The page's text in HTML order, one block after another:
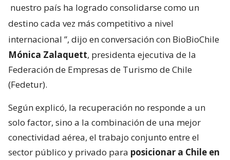
nuestro país ha logrado consolidarse como un
destino cada vez más competitivo a nivel
internacional ”, dijo en conversación con BioBioChile
Mónica Zalaquett, presidenta ejecutiva de la
Federación de Empresas de Turismo de Chile
(Fedetur).
Según explicó, la recuperación no responde a un
solo factor, sino a la combinación de una mejor
conectividad aérea, el trabajo conjunto entre el
sector público y privado para posicionar a Chile en